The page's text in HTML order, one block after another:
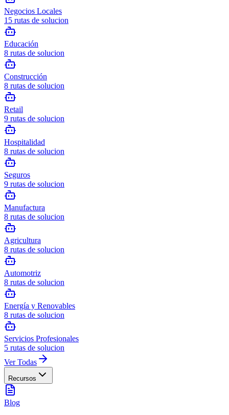
Negocios Locales
15 rutas de solucion
Educación
8 rutas de solucion
Construcción
8 rutas de solucion
Retail
9 rutas de solucion
Hospitalidad
8 rutas de solucion
Seguros
9 rutas de solucion
Manufactura
8 rutas de solucion
Agricultura
8 rutas de solucion
Automotriz
8 rutas de solucion
Energía y Renovables
8 rutas de solucion
Servicios Profesionales
5 rutas de solucion
Ver Todas
Recursos
Blog